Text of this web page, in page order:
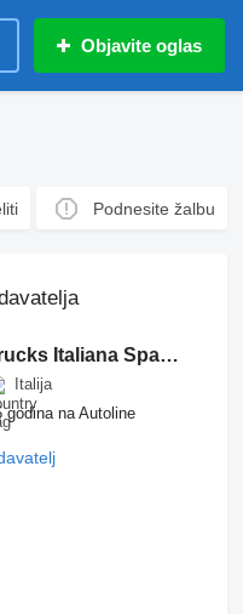
Objavite oglas
Podnesite žalbu
Trucks Italiana Spareparts
Italija
godina na Autoline